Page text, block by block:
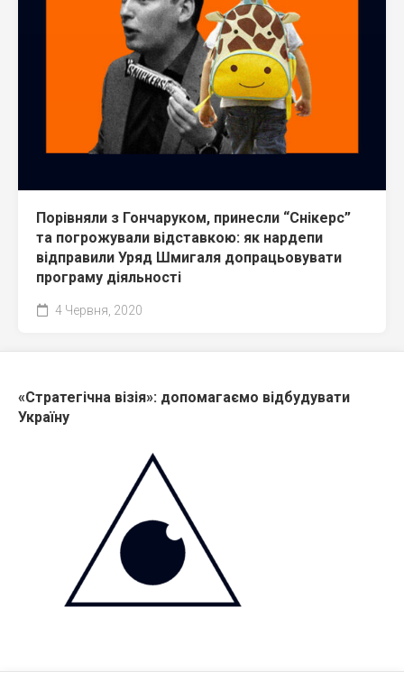
Порівняли з Гончаруком, принесли “Снікерс”
та погрожували відставкою: як нардепи
відправили Уряд Шмигаля допрацьовувати
програму діяльності
4 Червня, 2020
«Стратегічна візія»: допомагаємо відбудувати
Україну